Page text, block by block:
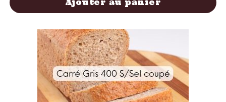
Ajouter au panier